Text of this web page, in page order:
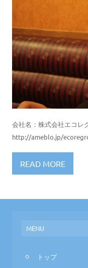
会社名：株式会社エコレ
http://ameblo.jp/
READ MORE
MENU
トップ